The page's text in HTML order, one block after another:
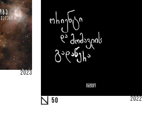
2023
50 2022